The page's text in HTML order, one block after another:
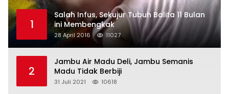
1
Salah Infus, Sekujur Tubuh Balita 11 Bulan
ini Membengkak
28 April 2016 11027
2
Jambu Air Madu Deli, Jambu Semanis
Madu Tidak Berbiji
31 Juli 2021 10618